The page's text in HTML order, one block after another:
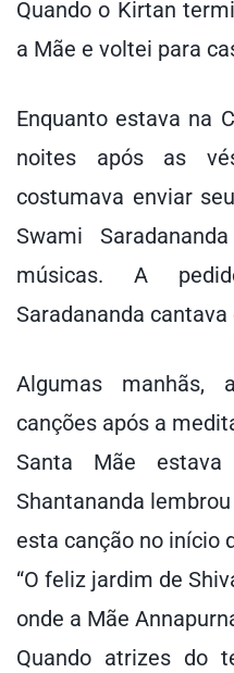
Quando o Kirtan
a Mãe e voltei para
Enquanto estava na
noites após as
costumava enviar
Swami
músicas. A
Saradananda
Algumas manhãs,
canções após a
Santa Mãe
Shantananda
esta canção no início
“O feliz jardim de
onde a Mãe
Quando atrizes do